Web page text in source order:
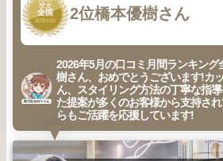
2
全国
2026年 5月 2位橋本優樹さん
2026年5月の口コミ月間ランキング
樹さん、おめでとうございます!カ
ん、スタイリング方法の丁寧な指
た提案が多くのお客様から支持さ
らもご活躍を応援しています!